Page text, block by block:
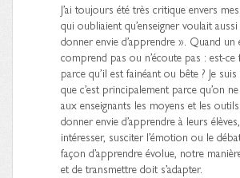
J’ai toujours été très critique envers
qui oubliaient qu’enseigner voulait
donner envie d’apprendre ». Quand un
comprend pas ou n’écoute pas : est-
parce qu’il est fainéant ou bête ? Je
que c’est principalement parce qu’on
aux enseignants les moyens et les
donner envie d’apprendre à leurs
intéresser, susciter l’émotion ou le
façon d’apprendre évolue, notre
et de transmettre doit s’adapter.